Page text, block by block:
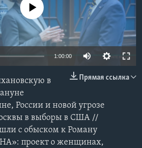
source currently available
1:00:00
Прямая ссылка
в
России и новой угрозе
в выборы в США //
с обыском к Роману
проект о женщинах,